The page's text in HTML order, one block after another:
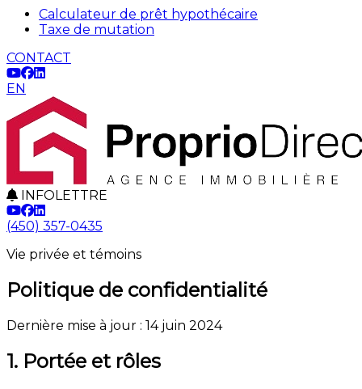
Calculateur de prêt hypothécaire
Taxe de mutation
CONTACT
EN
INFOLETTRE
(450) 357-0435
Vie privée et témoins
Politique de confidentialité
Dernière mise à jour : 14 juin 2024
1. Portée et rôles